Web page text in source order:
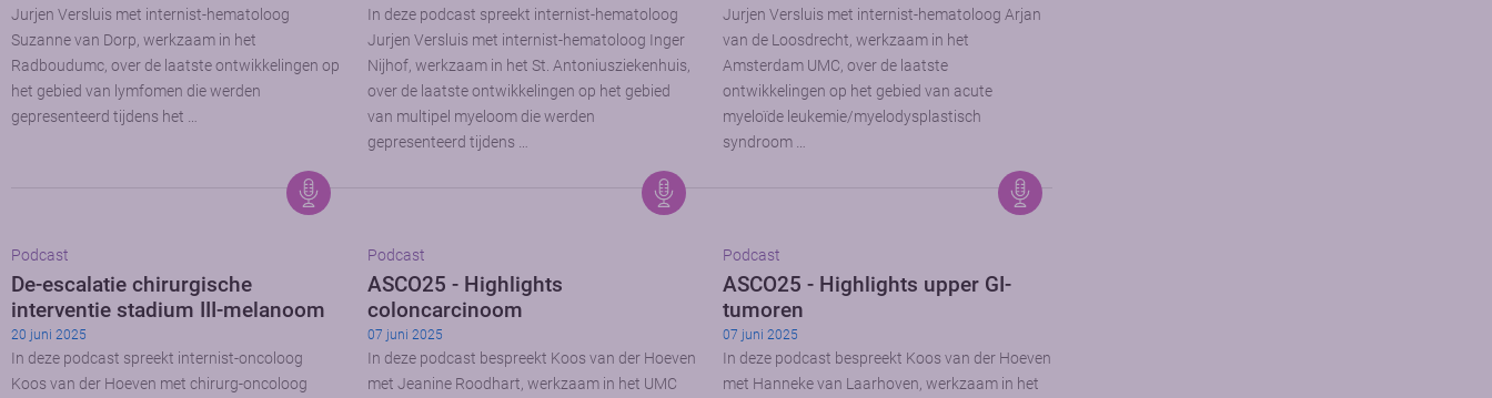
Jurjen Versluis met internist-hematoloog
Suzanne van Dorp, werkzaam in het
Radboudumc, over de laatste ontwikkelingen op
het gebied van lymfomen die werden
gepresenteerd tijdens het …
In deze podcast spreekt internist-hematoloog
Jurjen Versluis met internist-hematoloog Inger
Nijhof, werkzaam in het St. Antoniusziekenhuis,
over de laatste ontwikkelingen op het gebied
van multipel myeloom die werden
gepresenteerd tijdens …
Jurjen Versluis met internist-hematoloog Arjan
van de Loosdrecht, werkzaam in het
Amsterdam UMC, over de laatste
ontwikkelingen op het gebied van acute
myeloïde leukemie/myelodysplastisch
syndroom …
Podcast
De-escalatie chirurgische
interventie stadium III-melanoom
20 juni 2025
In deze podcast spreekt internist-oncoloog
Koos van der Hoeven met chirurg-oncoloog
Podcast
ASCO25 - Highlights
coloncarcinoom
07 juni 2025
In deze podcast bespreekt Koos van der Hoeven
met Jeanine Roodhart, werkzaam in het UMC
Podcast
ASCO25 - Highlights upper GI-
tumoren
07 juni 2025
In deze podcast bespreekt Koos van der Hoeven
met Hanneke van Laarhoven, werkzaam in het